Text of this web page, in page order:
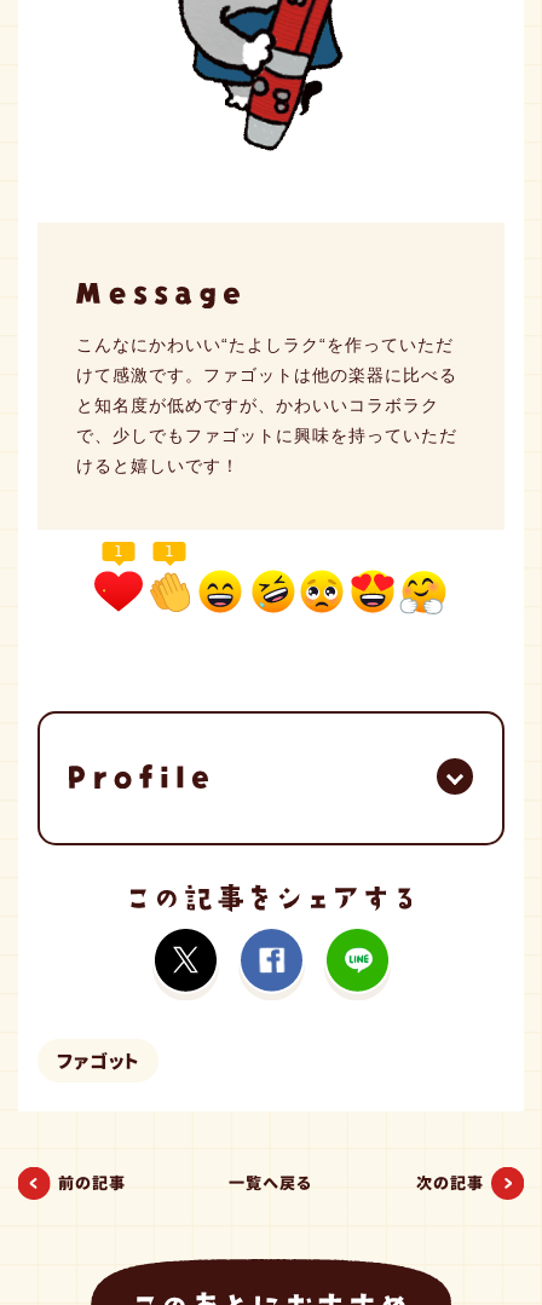
こんなにかわいい“たよしラク“を作っていただ
けて感激です。ファゴットは他の楽器に比べる
と知名度が低めですが、かわいいコラボラク
で、少しでもファゴットに興味を持っていただ
けると嬉しいです！
1 1
ファゴット
前の記事 一覧へ戻る 次の記事